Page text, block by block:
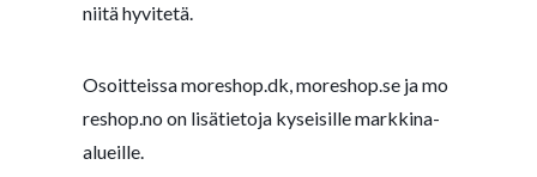
niitä hyvitetä.
Osoitteissamoreshop.dk,moreshop.sejamo
reshop.no on lisätietoja kyseisille markkina-
alueille.